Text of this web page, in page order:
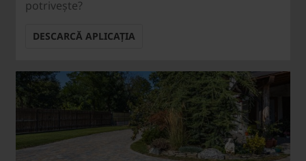
potrivește?
DESCARCĂ APLICAȚIA